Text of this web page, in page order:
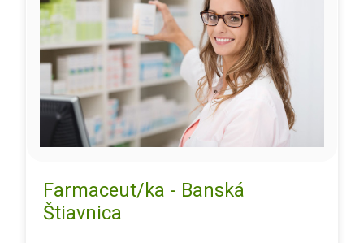
Farmaceut/ka - Banská
Štiavnica